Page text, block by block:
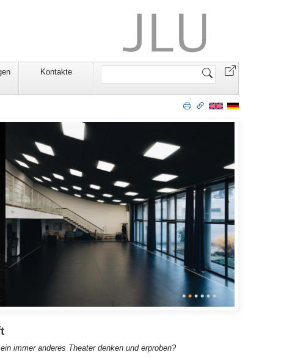
Kontakte
Website
• • • • • •
immer anderes Theater denken und erproben?